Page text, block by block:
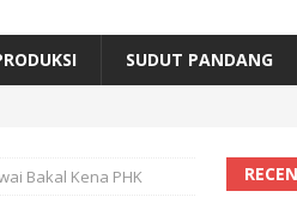
Universitas Trisakti
SUDUT PANDANG
Bakal Kena PHK